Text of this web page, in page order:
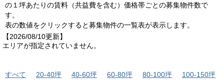
の１坪あたりの賃料（共益費を含む）価格帯ごとの募集物件数で
す。
表の数値をクリックすると募集物件の一覧表が表示します。
【2026/08/10更新】
エリアが指定されていません。
すべて 20-40坪 40-60坪 60-80坪 80-100坪 100-150坪